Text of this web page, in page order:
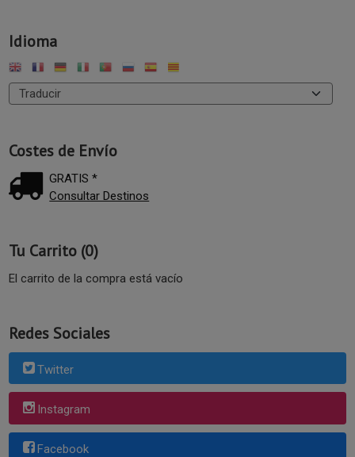
Idioma
Costes de Envío
GRATIS *
Consultar Destinos
Tu Carrito (0)
El carrito de la compra está vacío
Redes Sociales
Twitter
Instagram
Facebook